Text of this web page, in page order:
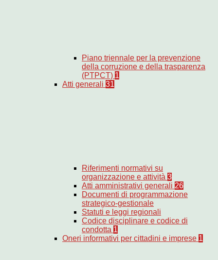
Piano triennale per la prevenzione
della corruzione e della trasparenza
(PTPCT) 1
Atti generali 31
Riferimenti normativi su
organizzazione e attività 3
Atti amministrativi generali 26
Documenti di programmazione
strategico-gestionale
Statuti e leggi regionali
Codice disciplinare e codice di
condotta 1
Oneri informativi per cittadini e imprese 1